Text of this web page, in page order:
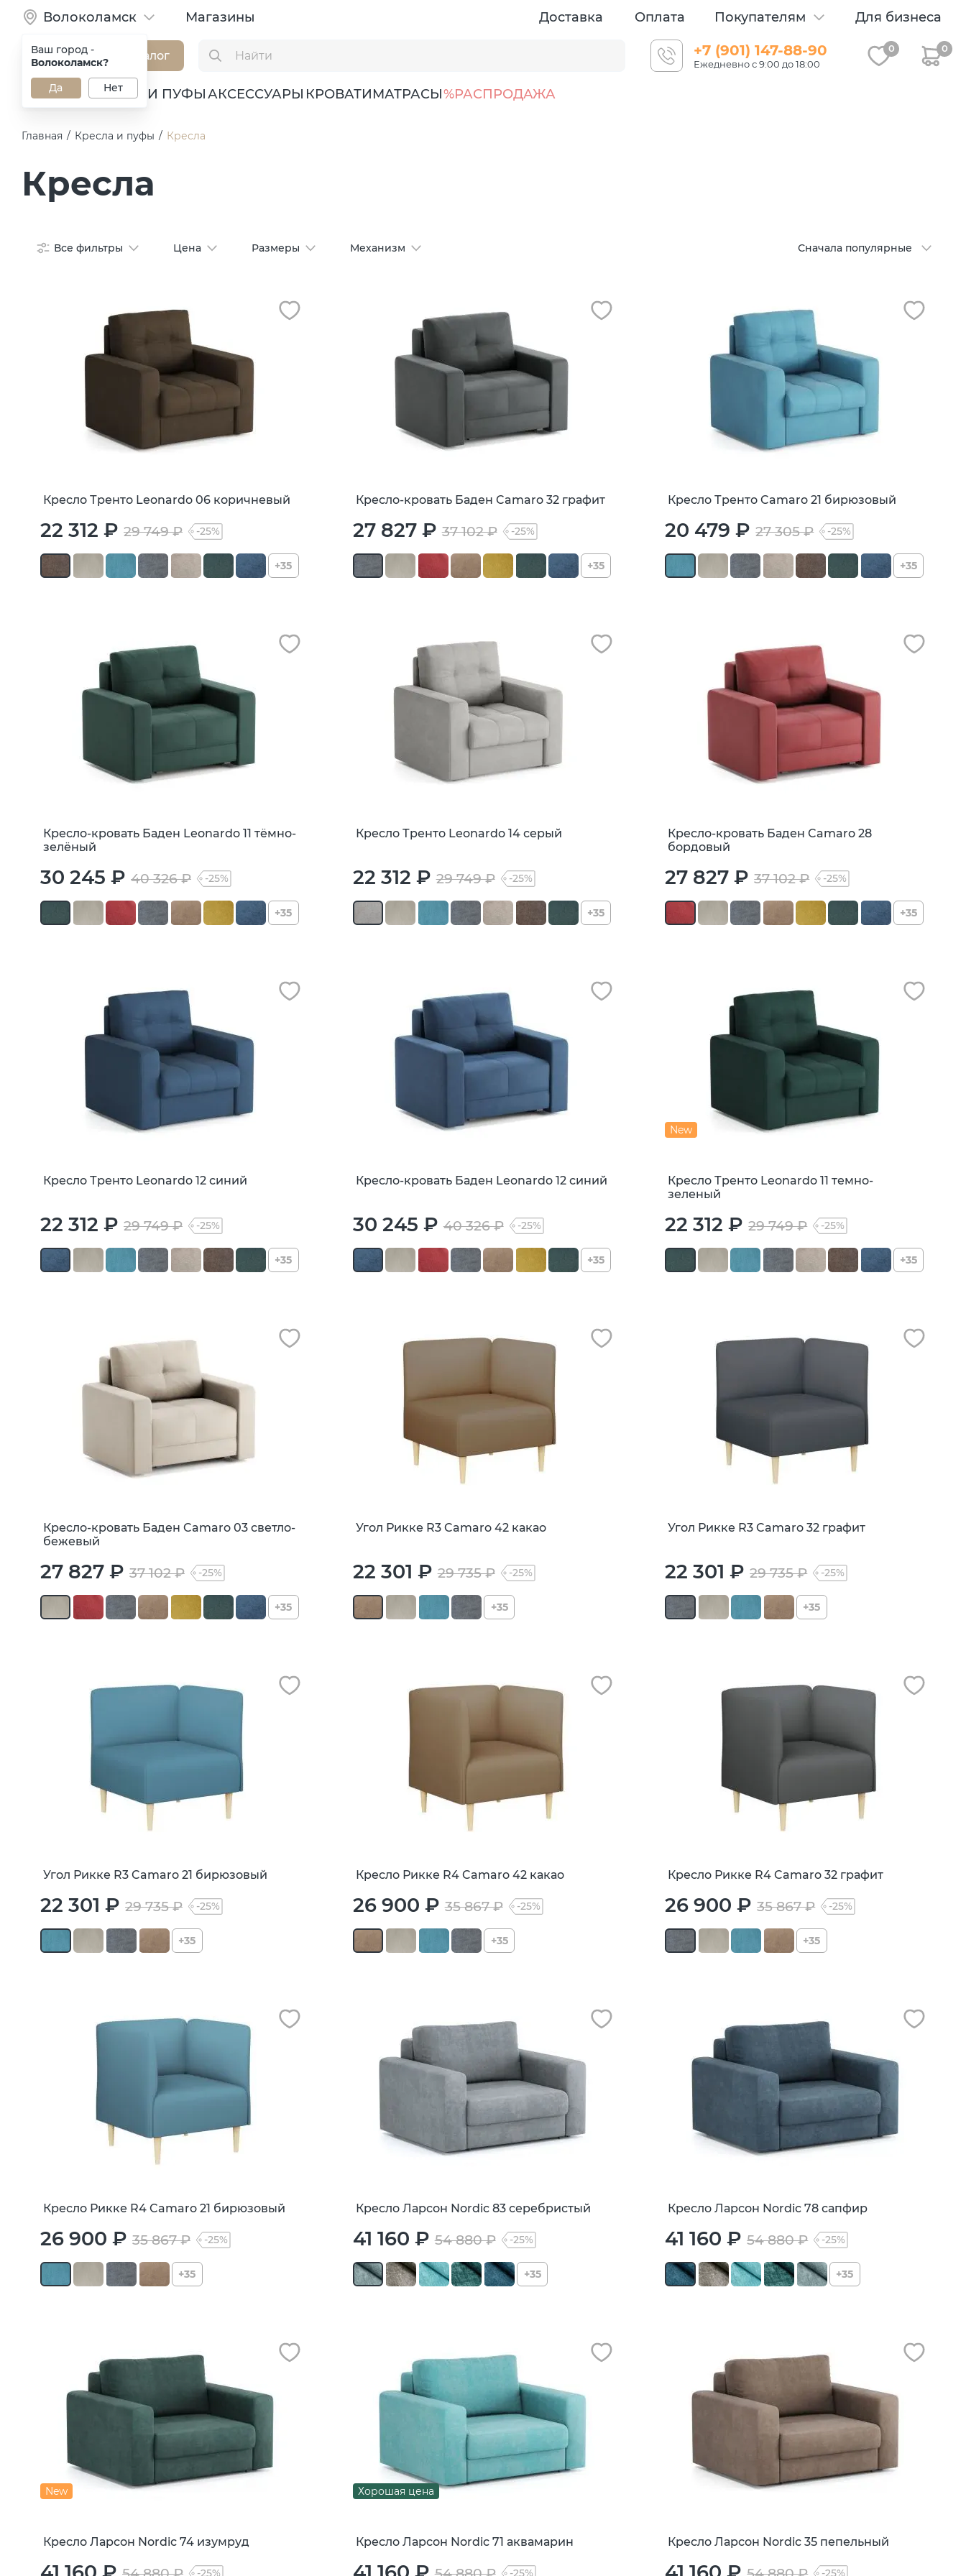
Волоколамск
Ваш город -
Волоколамск?
Да
Нет
Магазины Доставка Оплата Покупателям Для бизнеса
Каталог +7 (901) 147-88-90
Ежедневно с 9:00 до 18:00
0 0
ДИВАНЫ КРЕСЛА И ПУФЫАКСЕССУАРЫ КРОВАТИМАТРАСЫ%РАСПРОДАЖА
Главная / Кресла и пуфы / Кресла
Кресла
Все фильтры Цена Размеры Механизм Сначала популярные
Кресло Тренто Leonardo 06 коричневый
22 312 ₽ 29 749 ₽ -25%
+35
Кресло-кровать Баден Camaro 32 графит
27 827 ₽ 37 102 ₽ -25%
+35
Кресло Тренто Camaro 21 бирюзовый
20 479 ₽ 27 305 ₽ -25%
+35
Кресло-кровать Баден Leonardo 11 тёмно-
зелёный
30 245 ₽ 40 326 ₽ -25%
+35
Кресло Тренто Leonardo 14 серый
22 312 ₽ 29 749 ₽ -25%
+35
Кресло-кровать Баден Camaro 28
бордовый
27 827 ₽ 37 102 ₽ -25%
+35
Кресло Тренто Leonardo 12 синий
22 312 ₽ 29 749 ₽ -25%
+35
Кресло-кровать Баден Leonardo 12 синий
30 245 ₽ 40 326 ₽ -25%
+35
New
Кресло Тренто Leonardo 11 темно-
зеленый
22 312 ₽ 29 749 ₽ -25%
+35
Кресло-кровать Баден Camaro 03 светло-
бежевый
27 827 ₽ 37 102 ₽ -25%
+35
Угол Рикке R3 Camaro 42 какао
22 301 ₽ 29 735 ₽ -25%
+35
Угол Рикке R3 Camaro 32 графит
22 301 ₽ 29 735 ₽ -25%
+35
Угол Рикке R3 Camaro 21 бирюзовый
22 301 ₽ 29 735 ₽ -25%
+35
Кресло Рикке R4 Camaro 42 какао
26 900 ₽ 35 867 ₽ -25%
+35
Кресло Рикке R4 Camaro 32 графит
26 900 ₽ 35 867 ₽ -25%
+35
Кресло Рикке R4 Camaro 21 бирюзовый
26 900 ₽ 35 867 ₽ -25%
+35
Кресло Ларсон Nordic 83 серебристый
41 160 ₽ 54 880 ₽ -25%
+35
Кресло Ларсон Nordic 78 сапфир
41 160 ₽ 54 880 ₽ -25%
+35
New
Кресло Ларсон Nordic 74 изумруд
-25%
Хорошая цена
Кресло Ларсон Nordic 71 аквамарин
-25%
Кресло Ларсон Nordic 35 пепельный
-25%